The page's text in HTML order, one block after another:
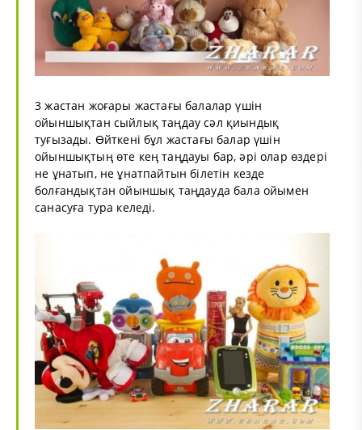
3 жастан жоғары жастағы балалар үшін
ойыншықтан сыйлық таңдау сәл қиындық
туғызады. Өйткені бұл жастағы балар үшін
ойыншықтың өте кең таңдауы бар, әрі олар өздері
не ұнатып, не ұнатпайтын білетін кезде
болғандықтан ойыншық таңдауда бала ойымен
санасуға тура келеді.